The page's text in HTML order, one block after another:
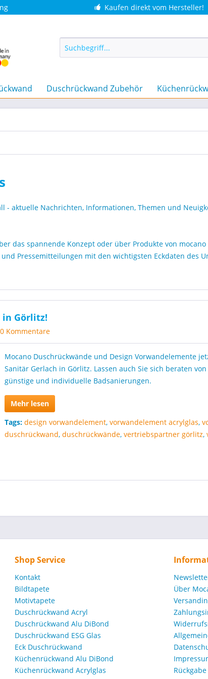
Kaufen direkt vom Hersteller!
Duschrückwand Zubehör
- aktuelle Nachrichten, Informationen, Themen und
das spannende Konzept oder über Produkte von
Pressemitteilungen mit den wichtigsten Eckdaten des
Görlitz!
0 Kommentare
Mocano Duschrückwände und Design Vorwandelemente
Sanitär Gerlach in Görlitz. Lassen auch Sie sich beraten
günstige und individuelle Badsanierungen.
Mehr lesen
Tags: design vorwandelement,vorwandelement acrylglas,
duschrückwand,duschrückwände,vertriebspartner görlitz,
Shop Service
Kontakt
Bildtapete
Motivtapete
Duschrückwand Acryl
Duschrückwand Alu DiBond
Duschrückwand ESG Glas
Eck Duschrückwand
Küchenrückwand Alu DiBond
Küchenrückwand Acrylglas
Über
Rückgabe